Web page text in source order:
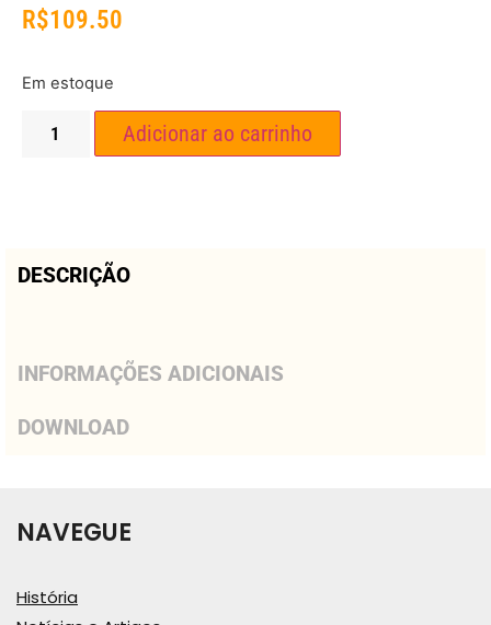
R$109.50
Em estoque
Adicionar ao carrinho
DESCRIÇÃO
INFORMAÇÕES ADICIONAIS
DOWNLOAD
NAVEGUE
História